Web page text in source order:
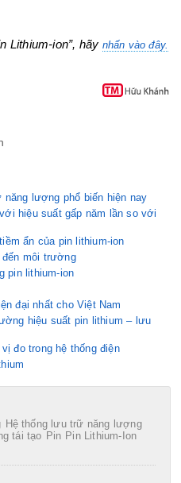
Lithium-ion”, hãy nhấn vào đây.
lượng phổ biến hiện nay
hiệu suất gấp năm lần so với
ẩn của pin lithium-ion
đến môi trường
pin lithium-ion
đại nhất cho Việt Nam
hiệu suất pin lithium – lưu
đo trong hệ thống điện
Hệ thống lưu trữ năng lượng
tái tạo Pin Pin Lithium-Ion